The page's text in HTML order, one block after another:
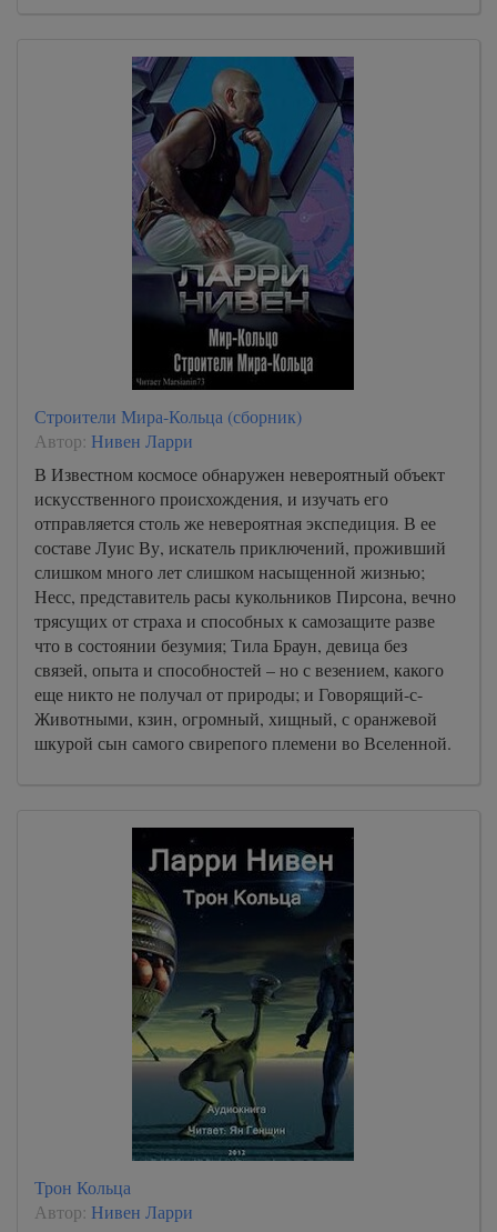
Строители Мира-Кольца (сборник)
Автор: Нивен Ларри
В Известном космосе обнаружен невероятный объект
искусственного происхождения, и изучать его
отправляется столь же невероятная экспедиция. В ее
составе Луис Ву, искатель приключений, проживший
слишком много лет слишком насыщенной жизнью;
Несс, представитель расы кукольников Пирсона, вечно
трясущих от страха и способных к самозащите разве
что в состоянии безумия; Тила Браун, девица без
связей, опыта и способностей – но с везением, какого
еще никто не получал от природы; и Говорящий-с-
Животными, кзин, огромный, хищный, с оранжевой
шкурой сын самого свирепого племени во Вселенной.
Трон Кольца
Автор: Нивен Ларри